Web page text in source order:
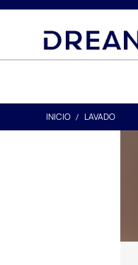
text.skipToContent
text.skipToNavigation
INICIO LAVADO